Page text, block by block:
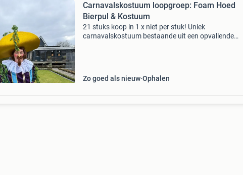
Carnavalskostuum loopgroep: Foam Hoed
Bierpul & Kostuum
21 stuks koop in 1 x niet per stuk! Uniek
carnavalskostuum bestaande uit een opvallende
Zo goed als nieuw Ophalen